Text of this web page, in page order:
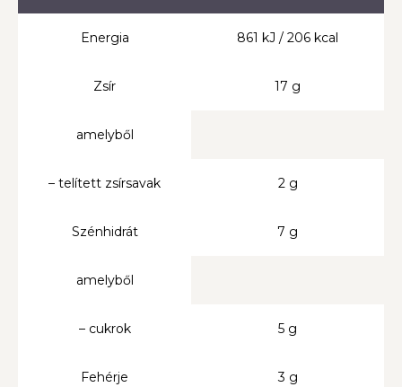
Energia 861 kJ / 206 kcal
Zsír 17 g
amelyből
– telített zsírsavak 2 g
Szénhidrát 7 g
amelyből
– cukrok 5 g
Fehérje 3 g